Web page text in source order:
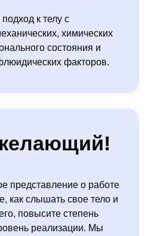
к телу с
химических
состояния и
факторов.
представление о работе
как слышать свое тело и
повысите степень
реализации. Мы